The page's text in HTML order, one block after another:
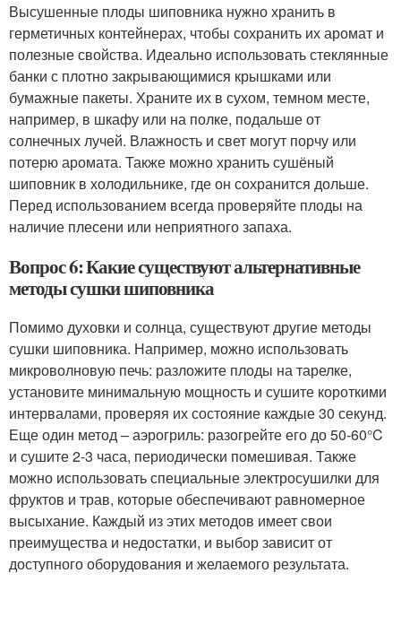
Высушенные плоды шиповника нужно хранить в
герметичных контейнерах, чтобы сохранить их аромат и
полезные свойства. Идеально использовать стеклянные
банки с плотно закрывающимися крышками или
бумажные пакеты. Храните их в сухом, темном месте,
например, в шкафу или на полке, подальше от
солнечных лучей. Влажность и свет могут порчу или
потерю аромата. Также можно хранить сушёный
шиповник в холодильнике, где он сохранится дольше.
Перед использованием всегда проверяйте плоды на
наличие плесени или неприятного запаха.
Вопрос 6: Какие существуют альтернативные
методы сушки шиповника
Помимо духовки и солнца, существуют другие методы
сушки шиповника. Например, можно использовать
микроволновую печь: разложите плоды на тарелке,
установите минимальную мощность и сушите короткими
интервалами, проверяя их состояние каждые 30 секунд.
Еще один метод – аэрогриль: разогрейте его до 50-60°C
и сушите 2-3 часа, периодически помешивая. Также
можно использовать специальные электросушилки для
фруктов и трав, которые обеспечивают равномерное
высыхание. Каждый из этих методов имеет свои
преимущества и недостатки, и выбор зависит от
доступного оборудования и желаемого результата.